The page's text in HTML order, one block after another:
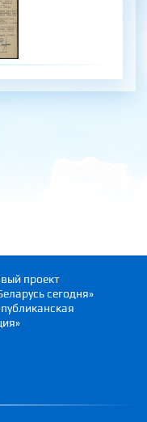
проект
сегодня»